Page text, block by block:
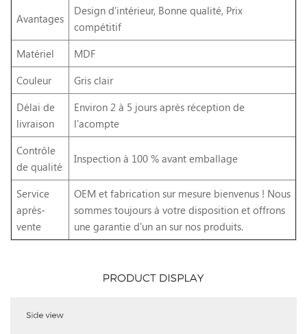
Avantages
Design d'intérieur, Bonne qualité, Prix
compétitif
Matériel
MDF
Couleur
Gris clair
Délai de
livraison
Environ 2 à 5 jours après réception de
l'acompte
Contrôle
de qualité
Inspection à 100 % avant emballage
Service
après-
vente
OEM et fabrication sur mesure bienvenus ! Nous
sommes toujours à votre disposition et offrons
une garantie d'un an sur nos produits.